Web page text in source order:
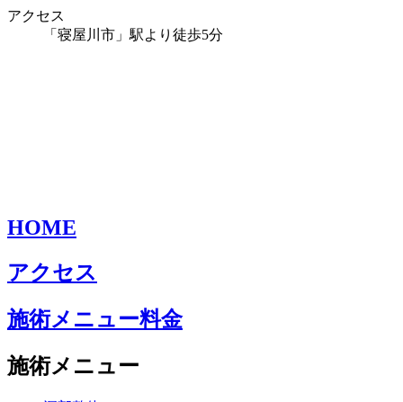
アクセス
「寝屋川市」駅より徒歩5分
HOME
アクセス
施術メニュー料金
施術メニュー